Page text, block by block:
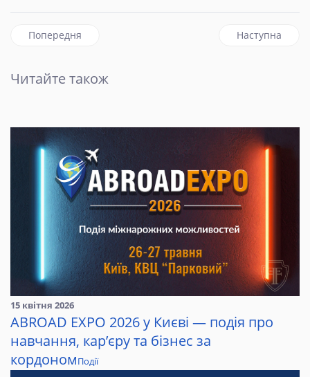
Попередня стаття: Африканское «озеро-убийца» Кива
Попередня наступна
Наступна
Читайте також
15 квітня 2026
ABROAD EXPO 2026 у Києві — подія про
навчання, кар’єру та бізнес за
кордономПодії